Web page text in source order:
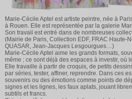
Marie-Cécile Aptel est artiste peintre, née à
à Rouen. Elle est représentée par la galerie
Son travail est entré dans de nombreuses
(Mairie de Paris, Collection EDF, FRAC Haute-
QUASAR, Jean-Jacques Lesgourgues…)
Marie-Cécile Aptel aime les grands formats,
même ; ce sont déjà des espaces à investir, où
Elle travaille à partir de croquis, de petits
par séries, tester, affiner, reprendre. Dans ces
souvenirs ou des émotions comme points de
signes et les lignes, les faux aplats, jouant
subtils et francs.